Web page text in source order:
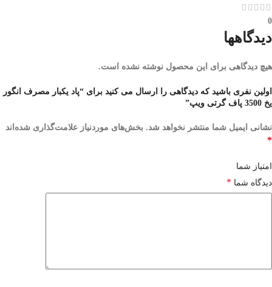
0
دیدگاهها
هیچ دیدگاهی برای این محصول نوشته نشده است.
اولین نفری باشید که دیدگاهی را ارسال می کنید برای “پاد یکبار مصرف انگور
یخ 3500 پاف گرتی ویپ”
نشانی ایمیل شما منتشر نخواهد شد. بخش‌های موردنیاز علامت‌گذاری شده‌اند
*
امتیاز شما
دیدگاه شما *